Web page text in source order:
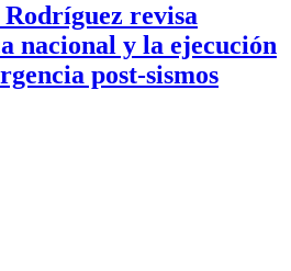
revisa
nacional y la ejecución
post-sismos